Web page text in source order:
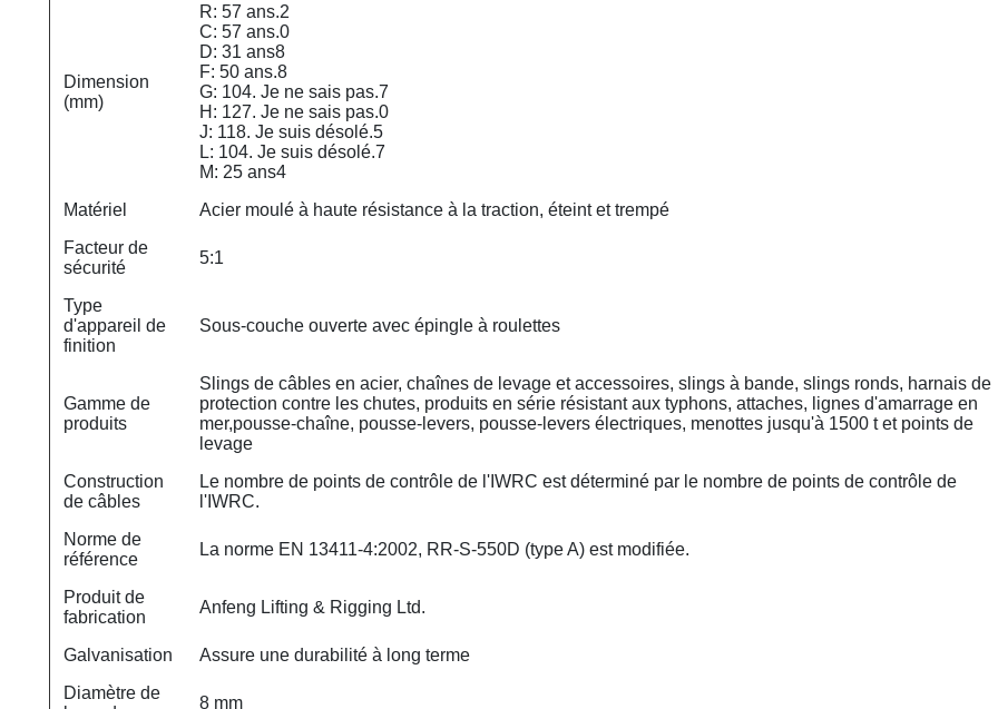
Dimension
(mm)
R: 57 ans.2
C: 57 ans.0
D: 31 ans8
F: 50 ans.8
G: 104. Je ne sais pas.7
H: 127. Je ne sais pas.0
J: 118. Je suis désolé.5
L: 104. Je suis désolé.7
M: 25 ans4
Matériel
Acier moulé à haute résistance à la traction, éteint et trempé
Facteur de
sécurité
5:1
Type
d'appareil de
finition
Sous-couche ouverte avec épingle à roulettes
Gamme de
produits
Slings de câbles en acier, chaînes de levage et accessoires, slings à bande, slings ronds, harnais de
protection contre les chutes, produits en série résistant aux typhons, attaches, lignes d'amarrage en
mer,pousse-chaîne, pousse-levers, pousse-levers électriques, menottes jusqu'à 1500 t et points de
levage
Construction
de câbles
Le nombre de points de contrôle de l'IWRC est déterminé par le nombre de points de contrôle de
l'IWRC.
Norme de
référence
La norme EN 13411-4:2002, RR-S-550D (type A) est modifiée.
Produit de
fabrication
Anfeng Lifting & Rigging Ltd.
Galvanisation
Assure une durabilité à long terme
Diamètre de
8 mm